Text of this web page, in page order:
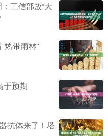
工信部放“大
热带雨林”
于预期
抗体来了！塔